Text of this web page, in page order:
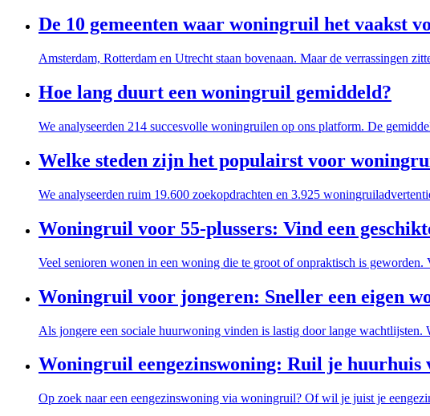
De 10 gemeenten waar woningruil het vaakst
Amsterdam, Rotterdam en Utrecht staan bovenaan. Maar de verrassingen
Hoe lang duurt een woningruil gemiddeld?
We analyseerden 214 succesvolle woningruilen op ons platform. De
Welke steden zijn het populairst voor
We analyseerden ruim 19.600 zoekopdrachten en 3.925
Woningruil voor 55-plussers: Vind een
Veel senioren wonen in een woning die te groot of onpraktisch is
Woningruil voor jongeren: Sneller een eigen
Als jongere een sociale huurwoning vinden is lastig door lange
Woningruil eengezinswoning: Ruil je huurhuis
Op zoek naar een eengezinswoning via woningruil? Of wil je juist je